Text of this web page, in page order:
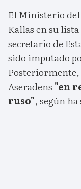
El Ministerio
Kallas en su
secretario de
sido imputado
Aseradens "en
ruso", según